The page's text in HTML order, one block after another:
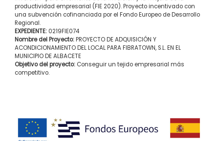
productividad empresarial (FIE 2020). Proyecto incentivado con
una subvención cofinanciada por el Fondo Europeo de Desarrollo
Regional.
EXPEDIENTE: 0219FIE074
Nombre del Proyecto:PROYECTO DE ADQUISICIÓN Y
ACONDICIONAMIENTO DEL LOCAL PARA FIBRATOWN, S.L. EN EL
MUNICIPIO DE ALBACETE
Objetivo del proyecto:Conseguir un tejido empresarial más
competitivo.